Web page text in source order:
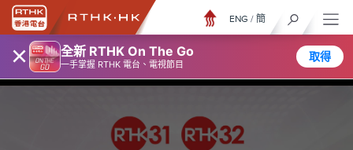
× 全新 RTHK On The Go
一手掌握 RTHK 電台、電視節目
取得
ENG / 簡